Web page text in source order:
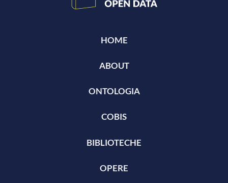
HOME
ABOUT
ONTOLOGIA
COBIS
BIBLIOTECHE
OPERE